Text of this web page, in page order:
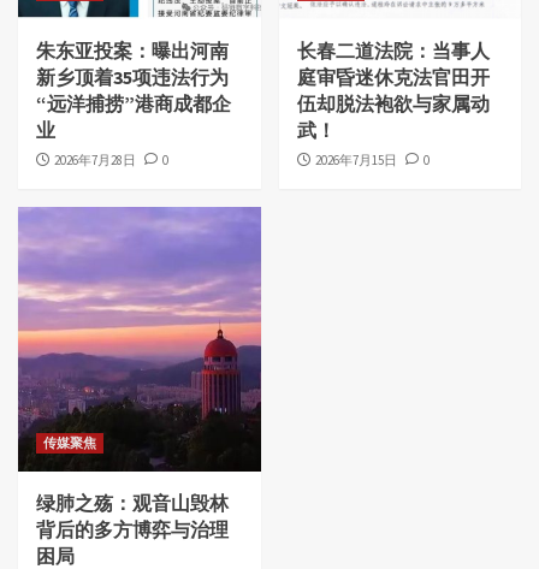
朱东亚投案：曝出河南
新乡顶着35项违法行为
“远洋捕捞”港商成都企
业
2026年7月28日 0
长春二道法院：当事人
庭审昏迷休克法官田开
伍却脱法袍欲与家属动
武！
2026年7月15日 0
传媒聚焦
绿肺之殇：观音山毁林
背后的多方博弈与治理
困局